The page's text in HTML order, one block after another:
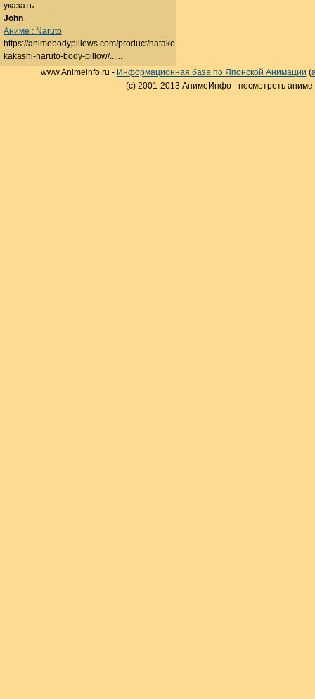
указать.........
John
Аниме : Naruto
https://animebodypillows.com/product/hatake-
kakashi-naruto-body-pillow/......
www.Animeinfo.ru - Информационная база по Японской Анимации (
(c) 2001-2013 АнимеИнфо - посмотреть аниме